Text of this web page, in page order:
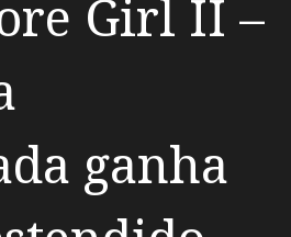
Girl II –
ganha